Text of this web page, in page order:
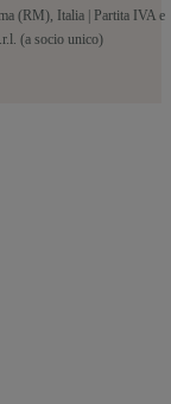
(RM), Italia | Partita IVA e
(a socio unico)